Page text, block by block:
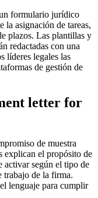
formulario jurídico
la asignación de tareas,
plazos. Las plantillas y
redactadas con una
líderes legales las
de gestión de
letter for
de muestra
explican el propósito de
activar según el tipo de
trabajo de la firma.
lenguaje para cumplir